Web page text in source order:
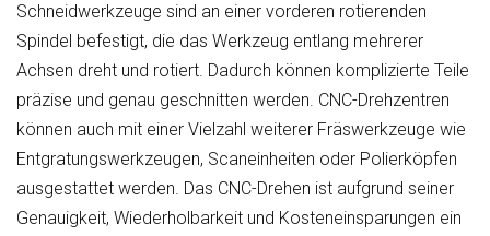
Schneidwerkzeuge sind an einer vorderen rotierenden
Spindel befestigt, die das Werkzeug entlang mehrerer
Achsen dreht und rotiert. Dadurch können komplizierte Teile
präzise und genau geschnitten werden. CNC-Drehzentren
können auch mit einer Vielzahl weiterer Fräswerkzeuge wie
Entgratungswerkzeugen, Scaneinheiten oder Polierköpfen
ausgestattet werden. Das CNC-Drehen ist aufgrund seiner
Genauigkeit, Wiederholbarkeit und Kosteneinsparungen ein